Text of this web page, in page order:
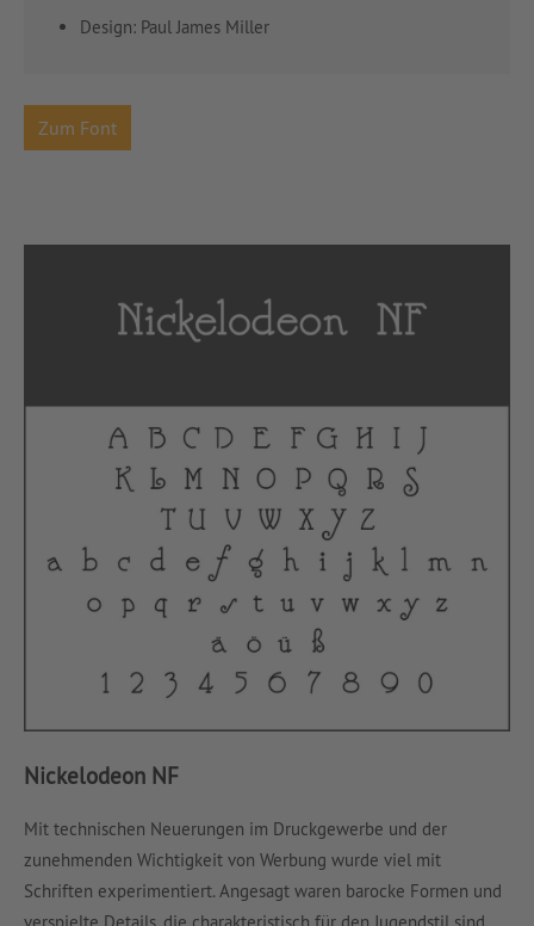
Design: Paul James Miller
Zum Font
Nickelodeon NF
Mit technischen Neuerungen im Druckgewerbe und der
zunehmenden Wichtigkeit von Werbung wurde viel mit
Schriften experimentiert. Angesagt waren barocke Formen und
verspielte Details, die charakteristisch für den Jugendstil sind.